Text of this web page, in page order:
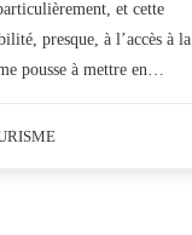
et cette
presque, à l’accès à la
pousse à mettre en…